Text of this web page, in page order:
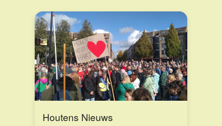
Houtens Nieuws